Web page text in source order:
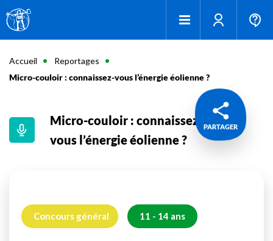
Accueil
Reportages
Micro-couloir : connaissez-vous l’énergie éolienne ?
PARTAGER
Micro-couloir : connaissez-
vous l’énergie éolienne ?
Concours général 11 - 14 ans